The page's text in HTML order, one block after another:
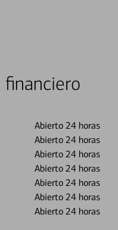
Abierto 24 horas
Abierto 24 horas
Abierto 24 horas
Abierto 24 horas
Abierto 24 horas
Abierto 24 horas
Abierto 24 horas